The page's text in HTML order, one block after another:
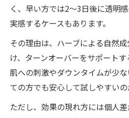
く、早い方では2～3日後に透明
実感するケースもあります。
その理由は、ハーブによる自然
け、ターンオーバーをサポートす
肌への刺激やダウンタイムが少
ての方でも安心して試しやすいの
ただし、効果の現れ方には個人